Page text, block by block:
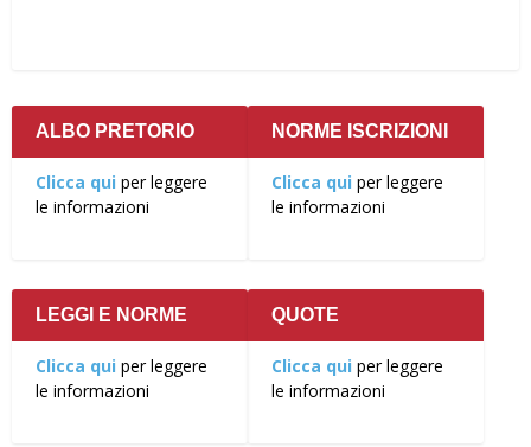
ALBO PRETORIO
Clicca qui per leggere
le informazioni
NORME ISCRIZIONI
Clicca qui per leggere
le informazioni
LEGGI E NORME
Clicca qui per leggere
le informazioni
QUOTE
Clicca qui per leggere
le informazioni